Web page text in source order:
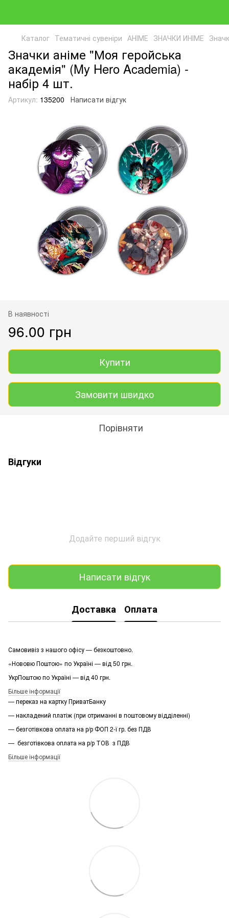
Каталог Тематичні сувеніри АНІМЕ ЗНАЧКИ ИНІМЕ
Значки аніме "Моя геройська
академія" (My Hero Academia) -
набір 4 шт.
Артикул: 135200 Написати відгук
В наявності
96.00 грн
Купити
Замовити швидко
Порівняти
Відгуки
Додайте перший відгук
Написати відгук
Доставка Оплата
Самовивіз з нашого офісу — безкоштовно.
«Нововю Поштою» по Україні — від 50 грн.
УкрПоштою по Україні — від 40 грн.
Більше інформації
— переказ на картку ПриватБанку
— накладений платіж (при отриманні в поштовому відділенні)
— безготівкова оплата на р/р ФОП 2-ї гр. без ПДВ
— безготівкова оплата на р/р ТОВ з ПДВ
Більше інформації